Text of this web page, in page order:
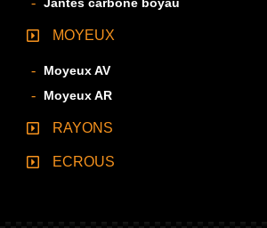
Jantes carbone boyau
MOYEUX
Moyeux AV
Moyeux AR
RAYONS
ECROUS